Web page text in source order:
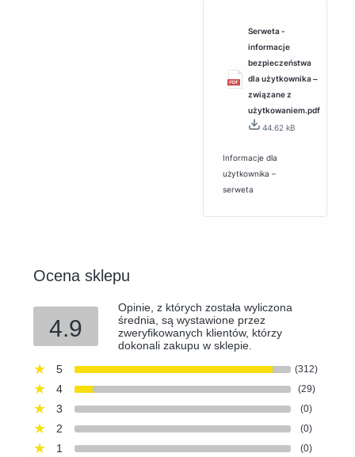
Serweta -
informacje
bezpieczeństwa
dla użytkownika ‒
związane z
użytkowaniem.pdf
44.62 kB
Informacje dla
użytkownika –
serweta
Ocena sklepu
4.9
Opinie, z których została wyliczona
średnia, są wystawione przez
zweryfikowanych klientów, którzy
dokonali zakupu w sklepie.
5
(312)
4 (29)
3 (0)
2 (0)
1 (0)